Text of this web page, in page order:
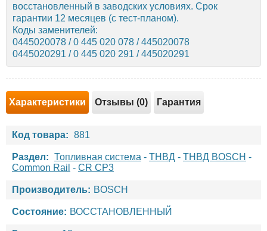
восстановленный в заводских условиях. Срок
гарантии 12 месяцев (с тест-планом).
Коды заменителей:
0445020078 / 0 445 020 078 / 445020078
0445020291 / 0 445 020 291 / 445020291
Характеристики Отзывы (0) Гарантия
Код товара: 881
Раздел: Топливная система - ТНВД - ТНВД BOSCH -
Common Rail - CR CP3
Производитель: BOSCH
Состояние: ВОССТАНОВЛЕННЫЙ